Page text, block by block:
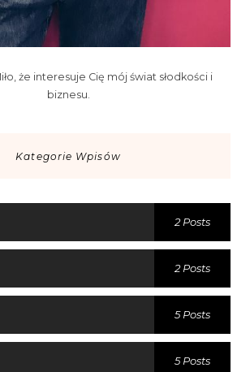
że interesuje Cię mój świat słodkości i
biznesu.
Kategorie Wpisów
2 Posts
2 Posts
5 Posts
5 Posts